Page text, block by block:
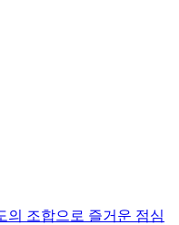
의 조합으로 즐거운 점심